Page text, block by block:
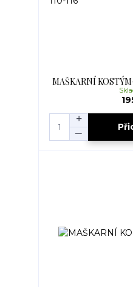
MAŠKARNÍ